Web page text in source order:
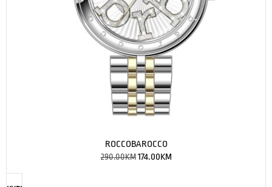
ROCCOBAROCCO
290.00KM 174.00KM